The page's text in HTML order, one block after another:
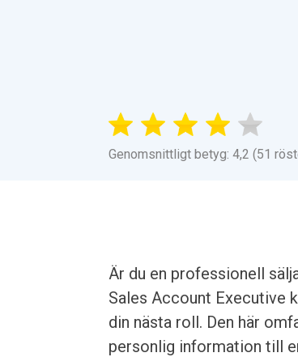
Genomsnittligt betyg: 4,2 (51
Är du en professionell
Sales Account Executive
din nästa roll. Den här
personlig information till